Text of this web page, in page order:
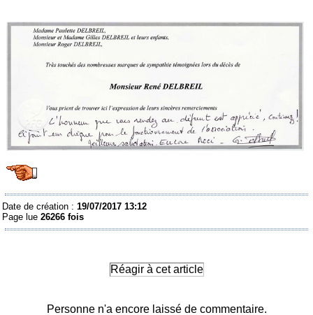
Date de création :19/07/2017 13:12
Page lue26266 fois
Réagir à cet article
Personne n'a encore laissé de commentaire.